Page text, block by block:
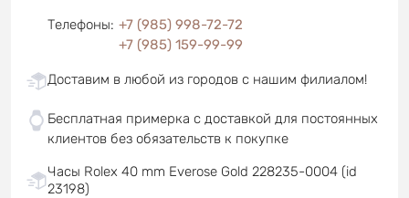
Телефоны: +7 (985) 998-72-72
+7 (985) 159-99-99
Доставим в любой из городов с нашим филиалом!
Бесплатная примерка с доставкой для постоянных
клиентов без обязательств к покупке
Часы Rolex 40 mm Everose Gold 228235-0004 (id
23198)